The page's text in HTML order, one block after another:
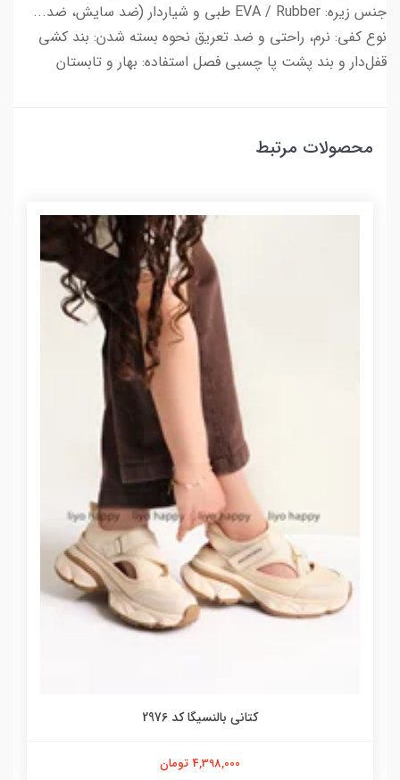
جنس زیره: EVA / Rubber طبی و شیاردار (ضد سایش، ضد...
نوع کفی: نرم، راحتی و ضد تعریق نحوه بسته شدن: بند کشی
قفل‌دار و بند پشت پا چسبی فصل استفاده: بهار و تابستان
محصولات مرتبط
کتانی بالنسیگا کد 2976
4,398,000 تومان